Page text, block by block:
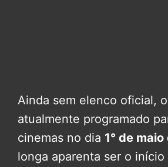
Ainda sem elenco oficial,
atualmente programado
cinemas no dia 1° de
longa aparenta ser o